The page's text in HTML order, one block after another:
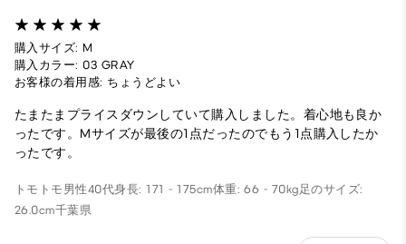
購入サイズ: M
購入カラー: 03 GRAY
お客様の着用感: ちょうどよい
たまたまプライスダウンしていて購入しました。着心地も良か
ったです。Mサイズが最後の1点だったのでもう1点購入したか
ったです。
トモトモ 男性40代身長: 171 - 175cm体重: 66 - 70kg足のサイズ:
26.0cm千葉県